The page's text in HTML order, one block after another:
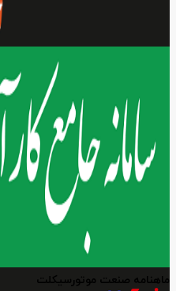
ماهنامه صنعت موتورسیکلت